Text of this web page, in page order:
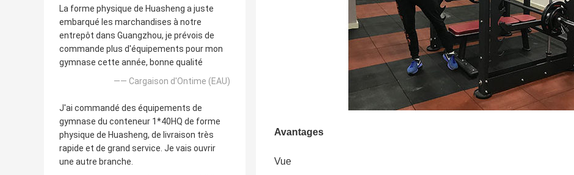
La forme physique de Huasheng a juste
embarqué les marchandises à notre
entrepôt dans Guangzhou, je prévois de
commande plus d'équipements pour mon
gymnase cette année, bonne qualité
—— Cargaison d'Ontime (EAU)
J'ai commandé des équipements de
gymnase du conteneur 1*40HQ de forme
physique de Huasheng, de livraison très
rapide et de grand service. Je vais ouvrir
une autre branche.
Avantages
Vue